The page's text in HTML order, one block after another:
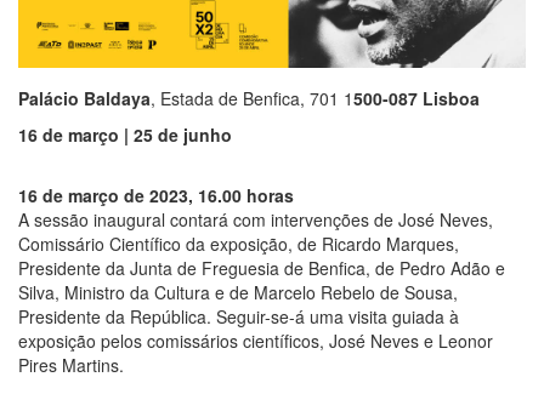
Palácio Baldaya, Estada de Benfica, 701 1500-087 Lisboa
16 de março | 25 de junho
16 de março de 2023, 16.00 horas
A sessão inaugural contará com intervenções de José Neves,
Comissário Científico da exposição, de Ricardo Marques,
Presidente da Junta de Freguesia de Benfica, de Pedro Adão e
Silva, Ministro da Cultura e de Marcelo Rebelo de Sousa,
Presidente da República. Seguir-se-á uma visita guiada à
exposição pelos comissários científicos, José Neves e Leonor
Pires Martins.